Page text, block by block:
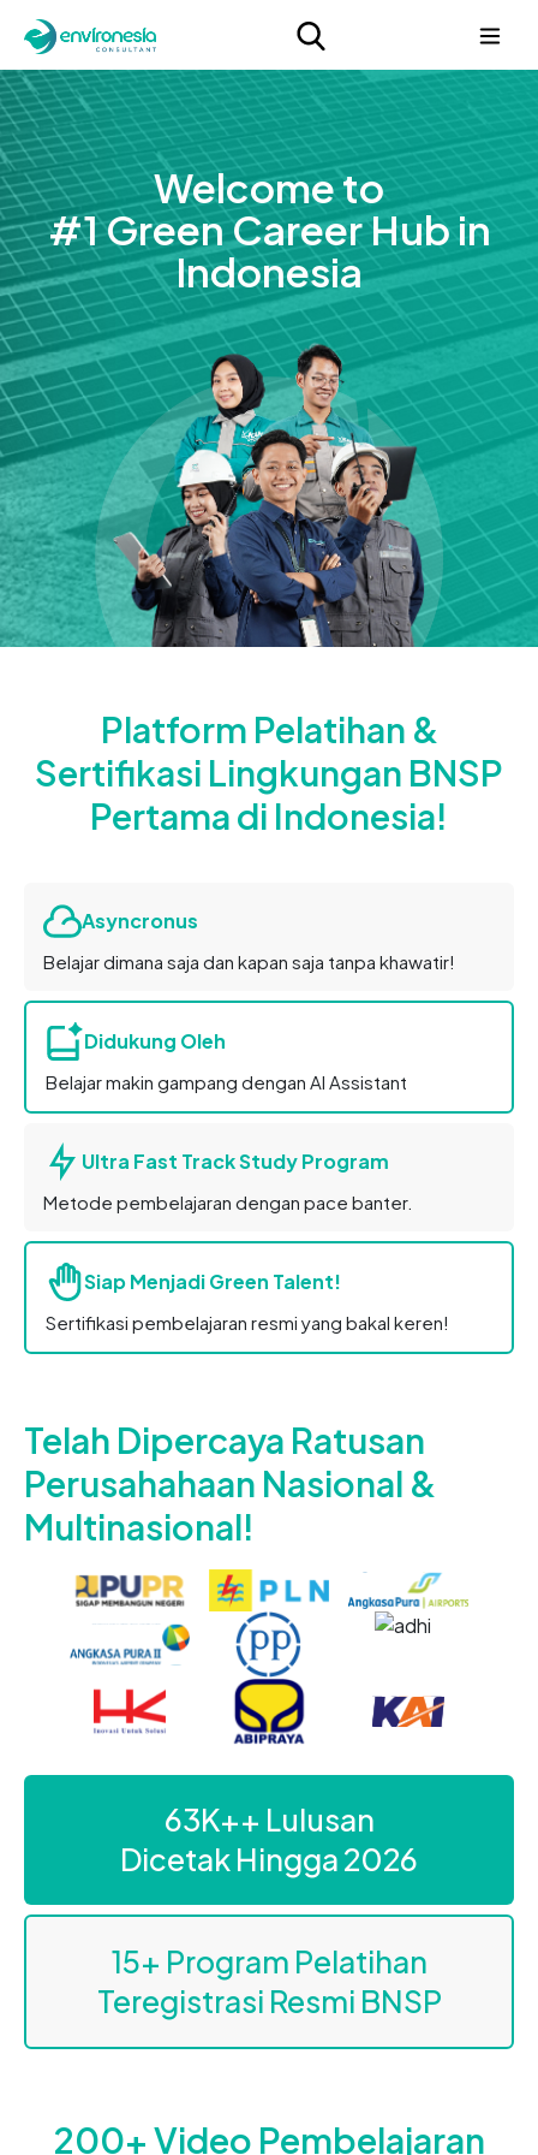
Welcome to
#1 Green Career Hub in
Indonesia
Platform Pelatihan &
Sertifikasi Lingkungan BNSP
Pertama di Indonesia!
Asyncronus
Belajar dimana saja dan kapan saja tanpa khawatir!
Didukung Oleh
Belajar makin gampang dengan AI Assistant
Ultra Fast Track Study Program
Metode pembelajaran dengan pace banter.
Siap Menjadi Green Talent!
Sertifikasi pembelajaran resmi yang bakal keren!
Telah Dipercaya Ratusan
Perusahahaan Nasional &
Multinasional!
85K++ Lulusan
Dicetak Hingga 2026
21+ Program Pelatihan
Teregistrasi Resmi BNSP
200+ Video Pembelajaran